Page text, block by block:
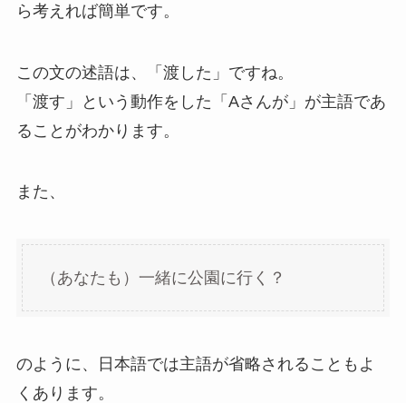
ら考えれば簡単です。
この文の述語は、「渡した」ですね。
「渡す」という動作をした「Aさんが」が主語であ
ることがわかります。
また、
（あなたも）一緒に公園に行く？
のように、日本語では主語が省略されることもよ
くあります。